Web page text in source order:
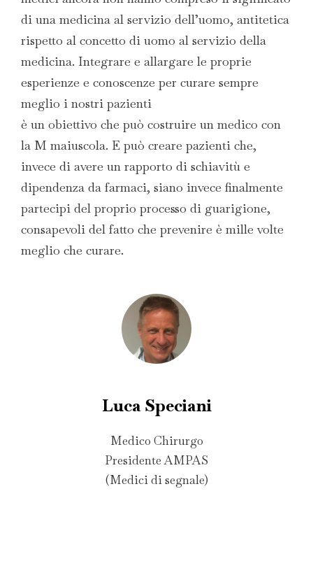
di una medicina al servizio dell’uomo, antitetica
rispetto al concetto di uomo al servizio della
medicina. Integrare e allargare le proprie
esperienze e conoscenze per curare sempre
meglio i nostri pazienti
è un obiettivo che può costruire un medico con
la M maiuscola. E può creare pazienti che,
invece di avere un rapporto di schiavitù e
dipendenza da farmaci, siano invece finalmente
partecipi del proprio processo di guarigione,
consapevoli del fatto che prevenire è mille volte
meglio che curare.
Luca Speciani
Medico Chirurgo
Presidente AMPAS
(Medici di segnale)